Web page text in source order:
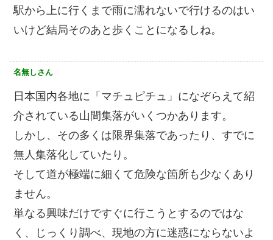
駅から上に行くまで雨に濡れないで行けるのはい
いけど結局そのあと歩くことになるしね。
名無しさん
日本国内各地に「マチュピチュ」になぞらえて紹
介されている山間集落がいくつかあります。
しかし、その多くは限界集落であったり、すでに
無人集落化していたり。
そして道が極端に細くて危険な箇所も少なくあり
ません。
単なる興味だけですぐに行こうとするのではな
く、じっくり調べ、現地の方に迷惑にならないよ